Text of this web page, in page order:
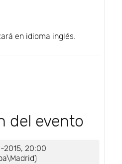
en idioma inglés.
del evento
2015, 20:00